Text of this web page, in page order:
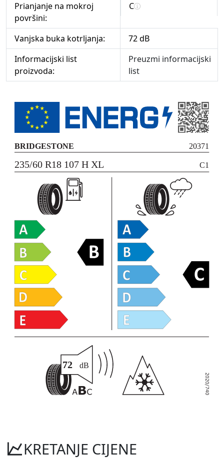
Prianjanje na mokroj
površini:
C
Vanjska buka kotrljanja:
72 dB
Informacijski list
proizvoda:
Preuzmi informacijski
list
KRETANJE CIJENE